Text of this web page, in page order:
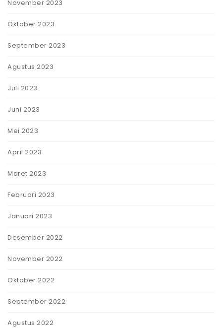
November 2023
Oktober 2023
September 2023
Agustus 2023
Juli 2023
Juni 2023
Mei 2023
April 2023
Maret 2023
Februari 2023
Januari 2023
Desember 2022
November 2022
Oktober 2022
September 2022
Agustus 2022